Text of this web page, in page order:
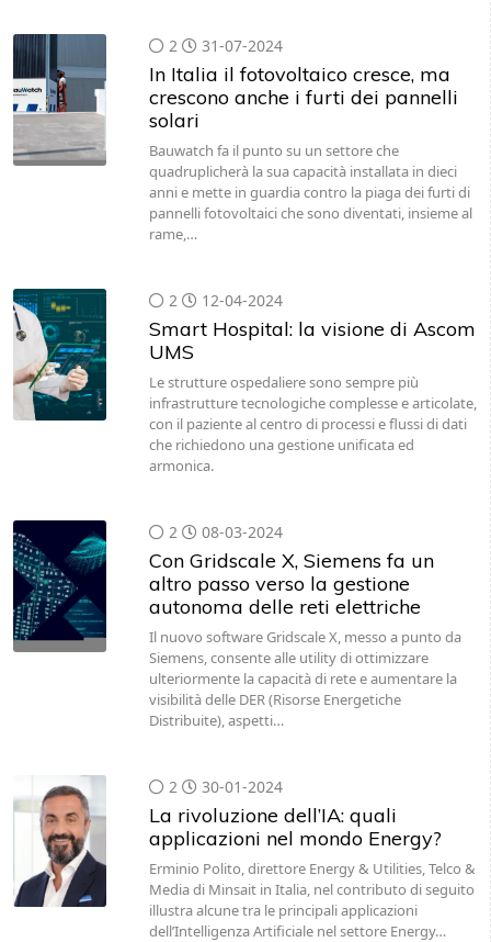
2 31-07-2024
In Italia il fotovoltaico cresce, ma
crescono anche i furti dei pannelli
solari
Bauwatch fa il punto su un settore che
quadruplicherà la sua capacità installata in dieci
anni e mette in guardia contro la piaga dei furti di
pannelli fotovoltaici che sono diventati, insieme al
rame,…
2 12-04-2024
Smart Hospital: la visione di Ascom
UMS
Le strutture ospedaliere sono sempre più
infrastrutture tecnologiche complesse e articolate,
con il paziente al centro di processi e flussi di dati
che richiedono una gestione unificata ed
armonica.
2 08-03-2024
Con Gridscale X, Siemens fa un
altro passo verso la gestione
autonoma delle reti elettriche
Il nuovo software Gridscale X, messo a punto da
Siemens, consente alle utility di ottimizzare
ulteriormente la capacità di rete e aumentare la
visibilità delle DER (Risorse Energetiche
Distribuite), aspetti…
2 30-01-2024
La rivoluzione dell’IA: quali
applicazioni nel mondo Energy?
Erminio Polito, direttore Energy & Utilities, Telco &
Media di Minsait in Italia, nel contributo di seguito
illustra alcune tra le principali applicazioni
dell’Intelligenza Artificiale nel settore Energy…